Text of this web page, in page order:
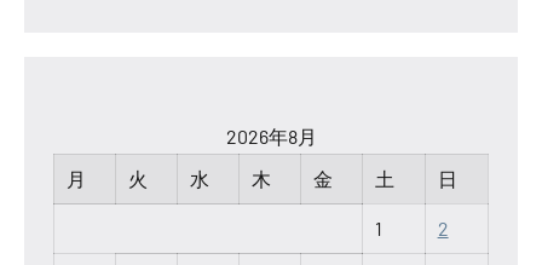
2026年8月
月
火 水 木 金 土 日
1 2